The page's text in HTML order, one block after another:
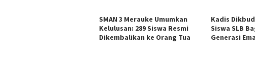
SMAN 3 Merauke Umumkan
Kelulusan: 289 Siswa Resmi
Dikembalikan ke Orang Tua
Kadis
Siswa SLB
Generasi